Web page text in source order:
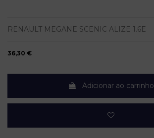
RENAULT MEGANE SCENIC ALIZE 1.6E
36,30 €
Adicionar ao carrinho